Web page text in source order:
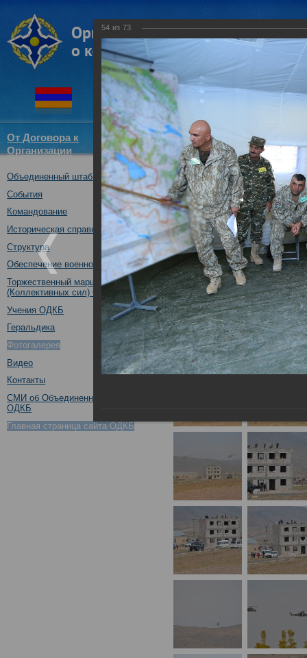
От Договора к
Организации
Структура
ОДКБ
Новости
Объединенный штаб ОДКБ
События
Командование
Историческая справка
Структура
Обеспечение военной безопасности
Торжественный марш Войск
(Коллективных сил) ОДКБ
Учения ОДКБ
Геральдика
Фотогалерея
Видео
Контакты
СМИ об Объединенном штабе
ОДКБ
Главная страница сайта ОДКБ
Совместное учение
10.10.2017
54 из 73